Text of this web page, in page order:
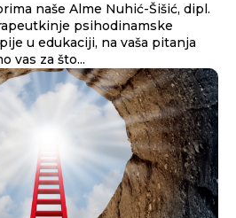
naše Alme Nuhić-Šišić, dipl.
psihodinamske
u edukaciji, na vaša pitanja
Molimo vas za što...